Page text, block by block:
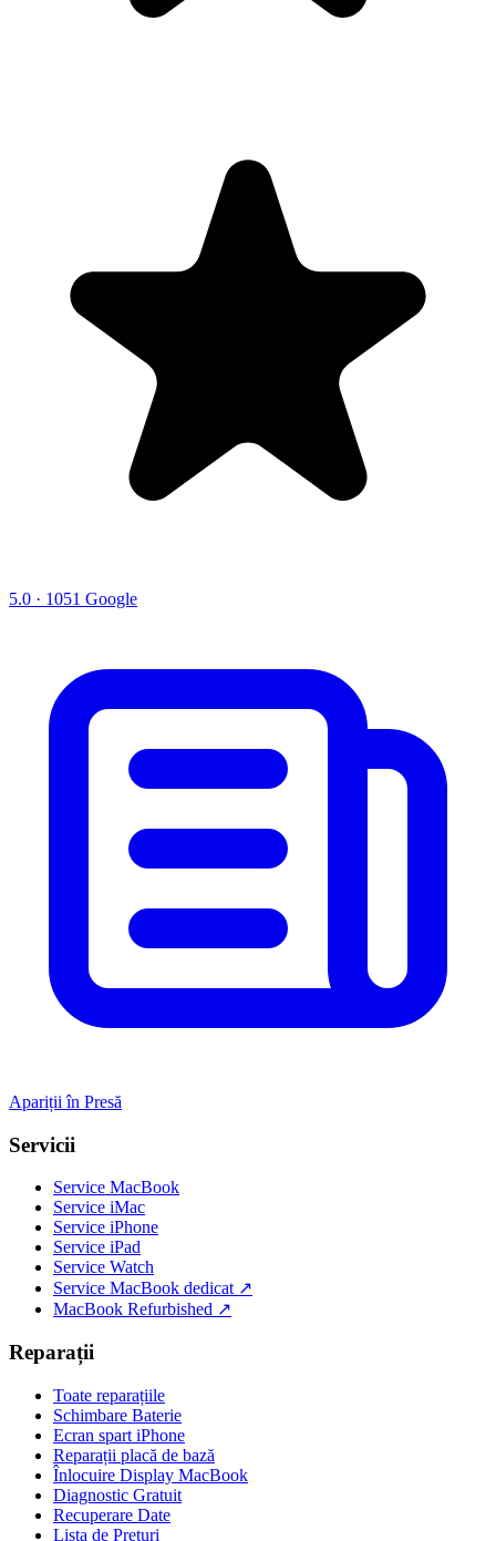
5.0 · 1051 Google
Apariții în Presă
Servicii
Service MacBook
Service iMac
Service iPhone
Service iPad
Service Watch
Service MacBook dedicat ↗
MacBook Refurbished ↗
Reparații
Toate reparațiile
Schimbare Baterie
Ecran spart iPhone
Reparații placă de bază
Înlocuire Display MacBook
Diagnostic Gratuit
Recuperare Date
Lista de Prețuri